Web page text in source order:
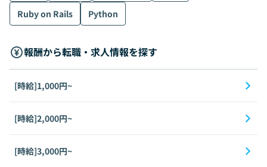
Ruby on Rails
Python
報酬から転職・求人情報を探す
[時給]1,000円~
[時給]2,000円~
[時給]3,000円~